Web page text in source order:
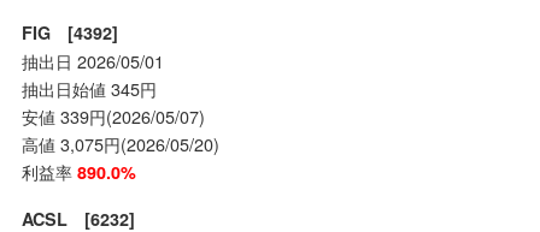
FIG [4392]
抽出日 2026/05/01
抽出日始値 345円
安値 339円(2026/05/07)
高値 3,075円(2026/05/20)
利益率 890.0%
ACSL [6232]